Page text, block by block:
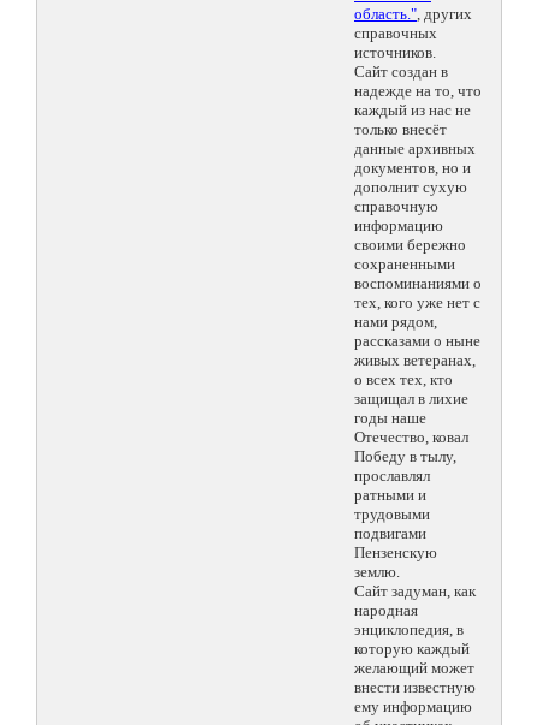
область.", других
справочных
источников.
Сайт создан в
надежде на то, что
каждый из нас не
только внесёт
данные архивных
документов, но и
дополнит сухую
справочную
информацию
своими бережно
сохраненными
воспоминаниями о
тех, кого уже нет с
нами рядом,
рассказами о ныне
живых ветеранах,
о всех тех, кто
защищал в лихие
годы наше
Отечество, ковал
Победу в тылу,
прославлял
ратными и
трудовыми
подвигами
Пензенскую
землю.
Сайт задуман, как
народная
энциклопедия, в
которую каждый
желающий может
внести известную
ему информацию